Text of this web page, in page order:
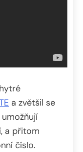
a zvětšil se
a přitom
číslo.